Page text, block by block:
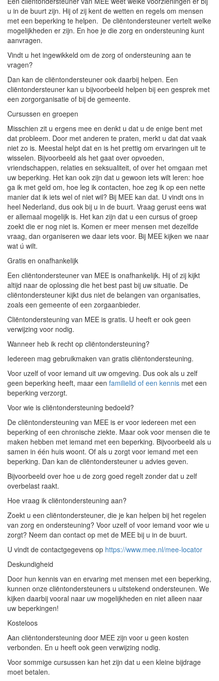
u in de buurt zijn. Hij of zij kent de wetten en regels om mensen
met een beperking te helpen. De cliëntondersteuner vertelt welke
mogelijkheden er zijn. En hoe je die zorg en ondersteuning kunt
aanvragen.
Vindt u het ingewikkeld om de zorg of ondersteuning aan te
vragen?
Dan kan de cliëntondersteuner ook daarbij helpen. Een
cliëntondersteuner kan u bijvoorbeeld helpen bij een gesprek met
een zorgorganisatie of bij de gemeente.
Cursussen en groepen
Misschien zit u ergens mee en denkt u dat u de enige bent met
dat probleem. Door met anderen te praten, merkt u dat dat vaak
niet zo is. Meestal helpt dat en is het prettig om ervaringen uit te
wisselen. Bijvoorbeeld als het gaat over opvoeden,
vriendschappen, relaties en seksualiteit, of over het omgaan met
uw beperking. Het kan ook zijn dat u gewoon iets wilt leren: hoe
ga ik met geld om, hoe leg ik contacten, hoe zeg ik op een nette
manier dat ik iets wel of niet wil? Bij MEE kan dat. U vindt ons in
heel Nederland, dus ook bij u in de buurt. Vraag gerust eens wat
er allemaal mogelijk is. Het kan zijn dat u een cursus of groep
zoekt die er nog niet is. Komen er meer mensen met dezelfde
vraag, dan organiseren we daar iets voor. Bij MEE kijken we naar
wat ú wilt.
Gratis en onafhankelijk
Een cliëntondersteuner van MEE is onafhankelijk. Hij of zij kijkt
altijd naar de oplossing die het best past bij uw situatie. De
cliëntondersteuner kijkt dus niet de belangen van organisaties,
zoals een gemeente of een zorgaanbieder.
Cliëntondersteuning van MEE is gratis. U heeft er ook geen
verwijzing voor nodig.
Wanneer heb ik recht op cliëntondersteuning?
Iedereen mag gebruikmaken van gratis cliëntondersteuning.
Voor uzelf of voor iemand uit uw omgeving. Dus ook als u zelf
geen beperking heeft, maar een familielid of een kennis met een
beperking verzorgt.
Voor wie is cliëntondersteuning bedoeld?
De cliëntondersteuning van MEE is er voor iedereen met een
beperking of een chronische ziekte. Maar ook voor mensen die te
maken hebben met iemand met een beperking. Bijvoorbeeld als u
samen in één huis woont. Of als u zorgt voor iemand met een
beperking. Dan kan de cliëntondersteuner u advies geven.
Bijvoorbeeld over hoe u de zorg goed regelt zonder dat u zelf
overbelast raakt.
Hoe vraag ik cliëntondersteuning aan?
Zoekt u een cliëntondersteuner, die je kan helpen bij het regelen
van zorg en ondersteuning? Voor uzelf of voor iemand voor wie u
zorgt? Neem dan contact op met de MEE bij u in de buurt.
U vindt de contactgegevens op https://www.mee.nl/mee-locator
Deskundigheid
Door hun kennis van en ervaring met mensen met een beperking,
kunnen onze cliëntondersteuners u uitstekend ondersteunen. We
kijken daarbij vooral naar uw mogelijkheden en niet alleen naar
uw beperkingen!
Kosteloos
Aan cliëntondersteuning door MEE zijn voor u geen kosten
verbonden. En u heeft ook geen verwijzing nodig.
Voor sommige cursussen kan het zijn dat u een kleine bijdrage
moet betalen.